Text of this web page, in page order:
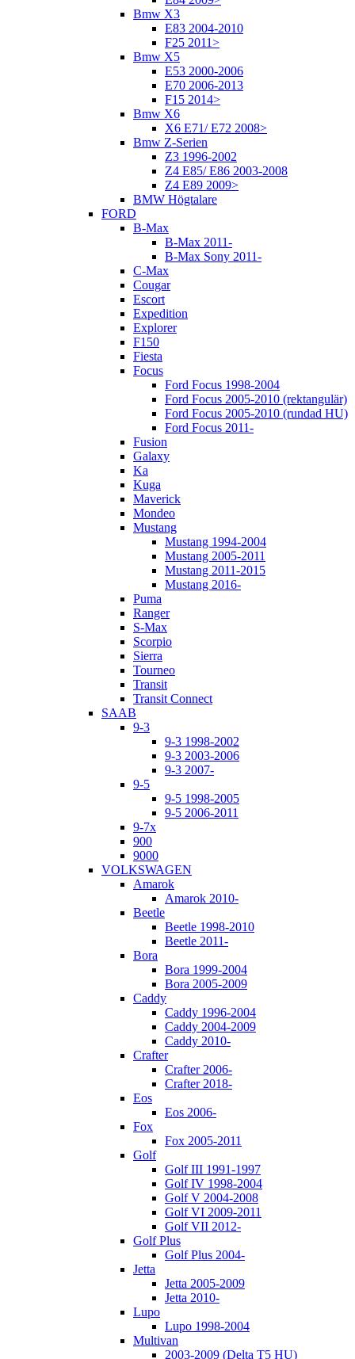
Bmw X3
E83 2004-2010
F25 2011>
Bmw X5
E53 2000-2006
E70 2006-2013
F15 2014>
Bmw X6
X6 E71/ E72 2008>
Bmw Z-Serien
Z3 1996-2002
Z4 E85/ E86 2003-2008
Z4 E89 2009>
BMW Högtalare
FORD
B-Max
B-Max 2011-
B-Max Sony 2011-
C-Max
Cougar
Escort
Expedition
Explorer
F150
Fiesta
Focus
Ford Focus 1998-2004
Ford Focus 2005-2010 (rektangulär)
Ford Focus 2005-2010 (rundad HU)
Ford Focus 2011-
Fusion
Galaxy
Ka
Kuga
Maverick
Mondeo
Mustang
Mustang 1994-2004
Mustang 2005-2011
Mustang 2011-2015
Mustang 2016-
Puma
Ranger
S-Max
Scorpio
Sierra
Tourneo
Transit
Transit Connect
SAAB
9-3
9-3 1998-2002
9-3 2003-2006
9-3 2007-
9-5
9-5 1998-2005
9-5 2006-2011
9-7x
900
9000
VOLKSWAGEN
Amarok
Amarok 2010-
Beetle
Beetle 1998-2010
Beetle 2011-
Bora
Bora 1999-2004
Bora 2005-2009
Caddy
Caddy 1996-2004
Caddy 2004-2009
Caddy 2010-
Crafter
Crafter 2006-
Crafter 2018-
Eos
Eos 2006-
Fox
Fox 2005-2011
Golf
Golf III 1991-1997
Golf IV 1998-2004
Golf V 2004-2008
Golf VI 2009-2011
Golf VII 2012-
Golf Plus
Golf Plus 2004-
Jetta
Jetta 2005-2009
Jetta 2010-
Lupo
Lupo 1998-2004
Multivan
2003-2009 (Delta T5 HU)